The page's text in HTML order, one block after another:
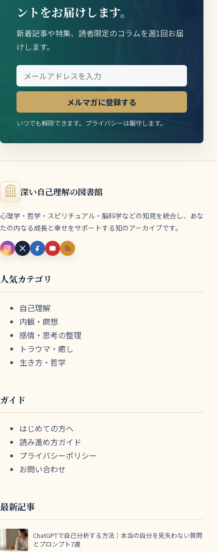
ントをお届けします。
新着記事や特集、読者限定のコラムを週1回お届
けします。
メルマガに登録する
いつでも解除できます。プライバシーは厳守します。
深い自己理解の図書館
心理学・哲学・スピリチュアル・脳科学などの知見を統合し、あな
たの内なる成長と幸せをサポートする知のアーカイブです。
人気カテゴリ
自己理解
内観・瞑想
感情・思考の整理
トラウマ・癒し
生き方・哲学
ガイド
はじめての方へ
読み進め方ガイド
プライバシーポリシー
お問い合わせ
最新記事
ChatGPTで自己分析する方法｜本当の自分を見失わない質問
とプロンプト7選